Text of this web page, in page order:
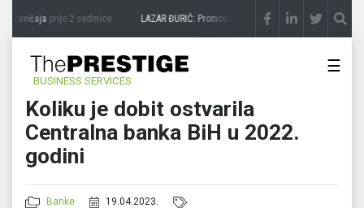
zavičajaprije 2 sedmice LAZAR ĐURIĆ: Promocija potencijal pretvara u destinaciju
BUSINESS SERVICES
☰
Koliku je dobit ostvarila
Centralna banka BiH u 2022.
godini
Banke 19.04.2023.